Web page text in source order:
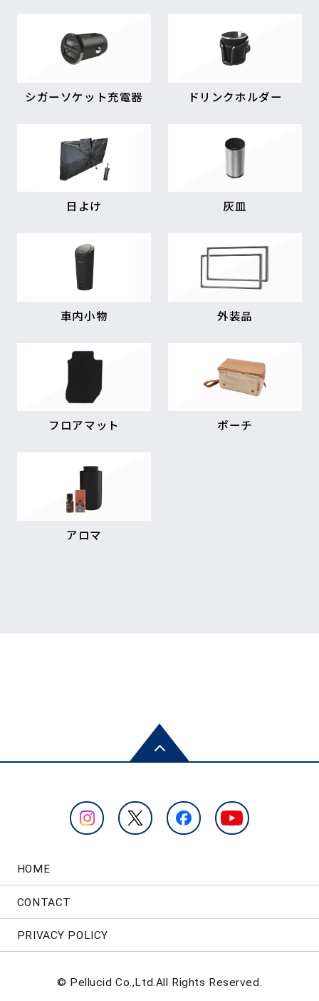
シガーソケット充電器 ドリンクホルダー
日よけ 灰皿
車内小物 外装品
フロアマット ポーチ
アロマ
HOME
CONTACT
PRIVACY POLICY
© Pellucid Co.,Ltd.All Rights Reserved.